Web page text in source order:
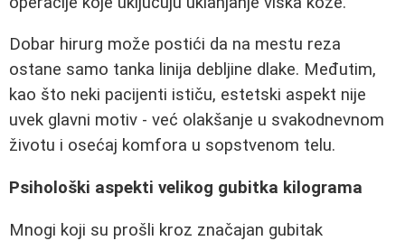
Dobar hirurg može postići da na mestu reza
ostane samo tanka linija debljine dlake. Međutim,
kao što neki pacijenti ističu, estetski aspekt nije
uvek glavni motiv - već olakšanje u svakodnevnom
životu i osećaj komfora u sopstvenom telu.
Psihološki aspekti velikog gubitka kilograma
Mnogi koji su prošli kroz značajan gubitak